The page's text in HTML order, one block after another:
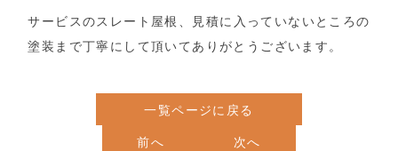
サービスのスレート屋根、見積に入っていないところの
塗装まで丁寧にして頂いてありがとうございます。
一覧ページに戻る
前へ
次へ